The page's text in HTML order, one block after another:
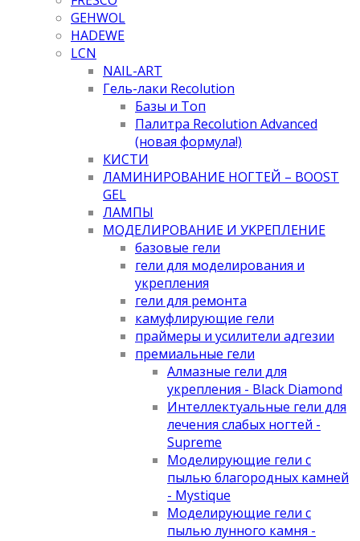
GEHWOL
HADEWE
LCN
NAIL-ART
Гель-лаки Recolution
Базы и Топ
Палитра Recolution Advanced
(новая формула!)
КИСТИ
ЛАМИНИРОВАНИЕ НОГТЕЙ – BOOST
GEL
ЛАМПЫ
МОДЕЛИРОВАНИЕ И УКРЕПЛЕНИЕ
базовые гели
гели для моделирования и
укрепления
гели для ремонта
камуфлирующие гели
праймеры и усилители адгезии
премиальные гели
Алмазные гели для
укрепления - Black Diamond
Интеллектуальные гели для
лечения слабых ногтей -
Supreme
Моделирующие гели с
пылью благородных камней
- Mystique
Моделирующие гели с
пылью лунного камня -